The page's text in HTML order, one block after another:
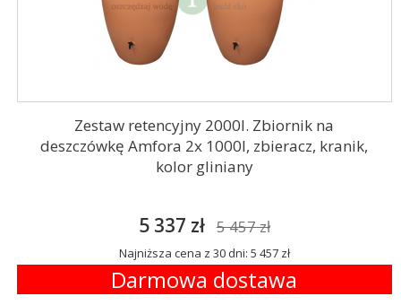
Zestaw retencyjny 2000l. Zbiornik na
deszczówkę Amfora 2x 1000l, zbieracz, kranik,
kolor gliniany
5 337 zł 5 457 zł
Najniższa cena z 30 dni: 5 457 zł
Darmowa dostawa